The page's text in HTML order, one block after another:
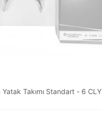
Takımı Standart - 6 CLY